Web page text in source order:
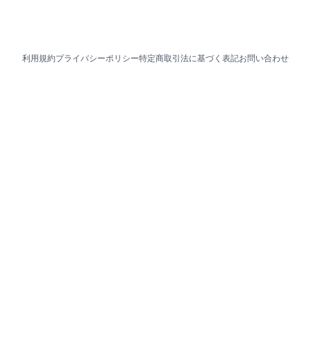
利用規約プライバシーポリシー特定商取引法に基づく表記お問い合わせ